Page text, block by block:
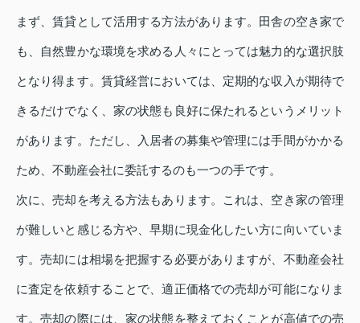
まず、賃貸として活用する方法があります。田舎の空き家で
も、自然豊かな環境を求める人々にとっては魅力的な選択肢
となり得ます。賃貸経営においては、定期的な収入が期待で
きるだけでなく、家の状態も良好に保たれるというメリット
があります。ただし、入居者の募集や管理には手間がかかる
ため、不動産会社に委託するのも一つの手です。
次に、売却を考える方法もあります。これは、空き家の管理
が難しいと感じる方や、早期に現金化したい方に向いていま
す。売却には相場を把握する必要がありますが、不動産会社
に査定を依頼することで、適正価格での売却が可能になりま
す。売却の際には、家の状態を整えておくことが高値での売